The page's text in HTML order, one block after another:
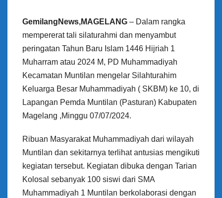
GemilangNews,MAGELANG – Dalam rangka
mempererat tali silaturahmi dan menyambut
peringatan Tahun Baru Islam 1446 Hijriah 1
Muharram atau 2024 M, PD Muhammadiyah
Kecamatan Muntilan mengelar Silahturahim
Keluarga Besar Muhammadiyah ( SKBM) ke 10, di
Lapangan Pemda Muntilan (Pasturan) Kabupaten
Magelang ,Minggu 07/07/2024.
Ribuan Masyarakat Muhammadiyah dari wilayah
Muntilan dan sekitarnya terlihat antusias mengikuti
kegiatan tersebut. Kegiatan dibuka dengan Tarian
Kolosal sebanyak 100 siswi dari SMA
Muhammadiyah 1 Muntilan berkolaborasi dengan